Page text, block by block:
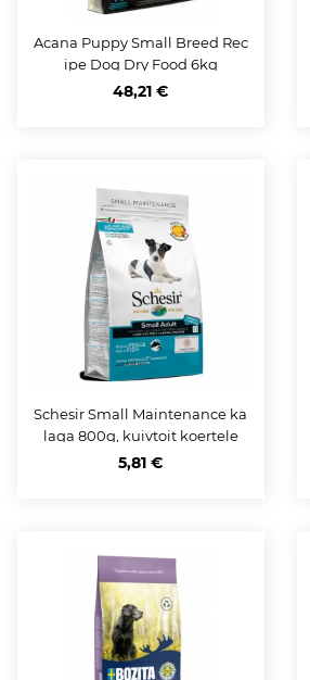
Acana Puppy Small Breed Rec
ipe Dog Dry Food 6kg
48,21 €
Schesir Small Maintenance ka
laga 800g, kuivtoit koertele
5,81 €